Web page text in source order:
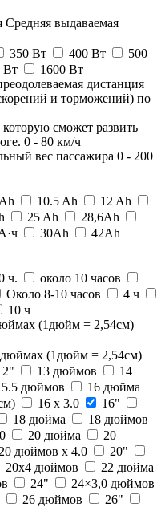
Средняя выдаваемая
350 Вт 400 Вт
500
Вт
1600 Вт
дистанция
и торможений) по
которую сможет развить
0 - 80 км/ч
вес пассажира 0 - 200
10.5 Ah
12 Ah
25 Ah
28,6Ah
30Ah
42Ah
ч.
около 10 часов
Около 8-10 часов
4 ч
10 ч
(1дюйм = 2,54см)
дюймах (1дюйм = 2,54см)
13 дюймов
14
дюймов
16 дюйма
16 х 3.0
16"
18 дюйма
18 дюймов
20 дюйма
20
20 дюймов х 4.0
20"
20x4 дюймов
22 дюйма
24"
24×3,0 дюймов
26 дюймов
26"